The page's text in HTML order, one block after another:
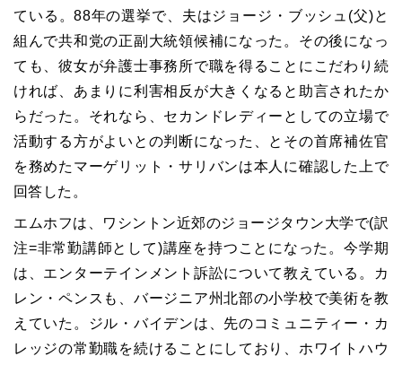
ている。88年の選挙で、夫はジョージ・ブッシュ(父)と
組んで共和党の正副大統領候補になった。その後になっ
ても、彼女が弁護士事務所で職を得ることにこだわり続
ければ、あまりに利害相反が大きくなると助言されたか
らだった。それなら、セカンドレディーとしての立場で
活動する方がよいとの判断になった、とその首席補佐官
を務めたマーゲリット・サリバンは本人に確認した上で
回答した。
エムホフは、ワシントン近郊のジョージタウン大学で(訳
注=非常勤講師として)講座を持つことになった。今学期
は、エンターテインメント訴訟について教えている。カ
レン・ペンスも、バージニア州北部の小学校で美術を教
えていた。ジル・バイデンは、先のコミュニティー・カ
レッジの常勤職を続けることにしており、ホワイトハウ